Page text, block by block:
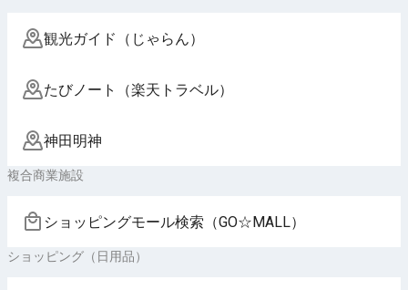
観光ガイド（じゃらん）
たびノート（楽天トラベル）
神田明神
複合商業施設
ショッピングモール検索（GO☆MALL）
ショッピング（日用品）